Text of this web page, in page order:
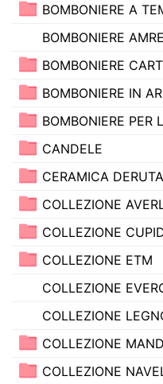
BOMBONIERE A
BOMBONIERE
BOMBONIERE
BOMBONIERE IN
BOMBONIERE PER
CANDELE
CERAMICA DERUTA
COLLEZIONE
COLLEZIONE
COLLEZIONE ETM
COLLEZIONE
COLLEZIONE
COLLEZIONE
COLLEZIONE